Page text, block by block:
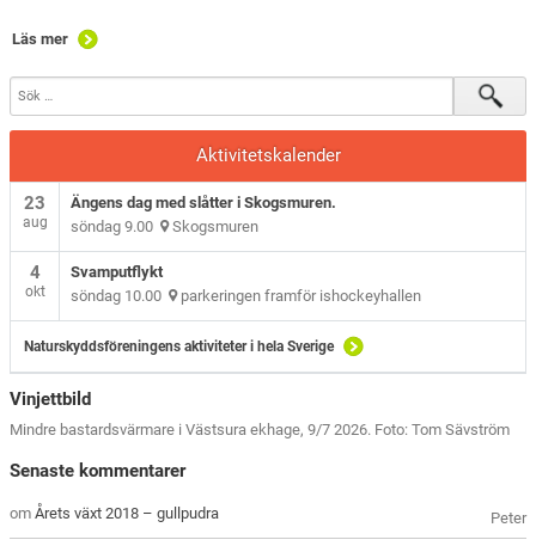
Läs mer
Aktivitetskalender
23
aug
Ängens dag med slåtter i Skogsmuren.
söndag 9.00 Skogsmuren
4
okt
Svamputflykt
söndag 10.00 parkeringen framför ishockeyhallen
Naturskyddsföreningens aktiviteter i hela Sverige
Vinjettbild
Mindre bastardsvärmare i Västsura ekhage, 9/7 2026. Foto: Tom Sävström
Senaste kommentarer
Peter
omÅrets växt 2018 – gullpudra